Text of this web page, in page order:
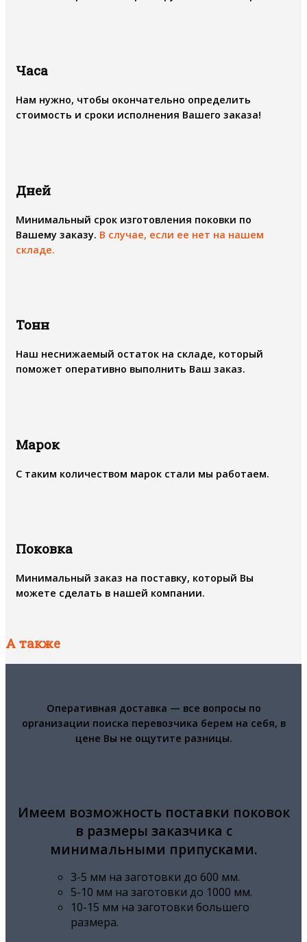
Часа
Нам нужно, чтобы окончательно определить
стоимость и сроки исполнения Вашего заказа!
Дней
Минимальный срок изготовления поковки по
Вашему заказу. В случае, если ее нет на нашем
складе.
Тонн
Наш неснижаемый остаток на складе, который
поможет оперативно выполнить Ваш заказ.
Марок
С таким количеством марок стали мы работаем.
Поковка
Минимальный заказ на поставку, который Вы
можете сделать в нашей компании.
А также
Оперативная доставка — все вопросы по
организации поиска перевозчика берем на себя, в
цене Вы не ощутите разницы.
Имеем возможность поставки поковок
в размеры заказчика с
минимальными припусками.
3-5 мм на заготовки до 600 мм.
5-10 мм на заготовки до 1000 мм.
10-15 мм на заготовки большего
размера.